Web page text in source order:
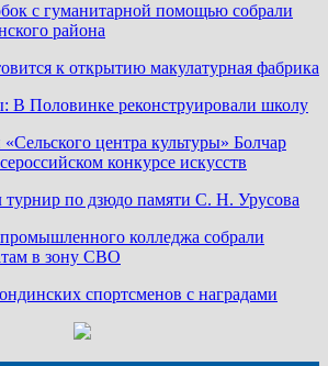
с гуманитарной помощью собрали
района
к открытию макулатурная фабрика
В Половинке реконструировали школу
центра культуры» Болчар
конкурсе искусств
по дзюдо памяти С. Н. Урусова
колледжа собрали
в зону СВО
спортсменов с наградами